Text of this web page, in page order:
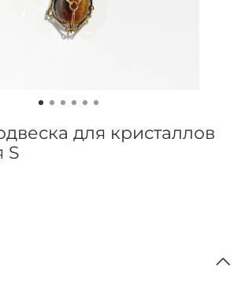
для кристаллов
S